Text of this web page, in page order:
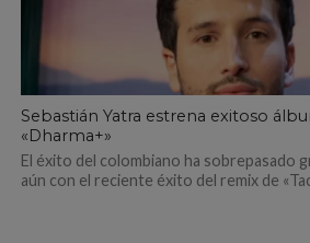
Sebastián Yatra estrena exitoso
«Dharma+»
El éxito del colombiano ha sobrepasado
aún con el reciente éxito del remix de